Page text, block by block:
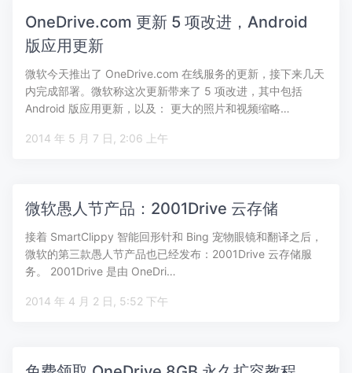
OneDrive.com 更新 5 项改进，Android
版应用更新
微软今天推出了 OneDrive.com 在线服务的更新，接下来几天
内完成部署。微软称这次更新带来了 5 项改进，其中包括
Android 版应用更新，以及： 更大的照片和视频缩略…
2014 年 5 月 7 日, 2:06 上午
微软愚人节产品：2001Drive 云存储
接着 SmartClippy 智能回形针和 Bing 宠物眼镜和翻译之后，
微软的第三款愚人节产品也已经发布：2001Drive 云存储服
务。 2001Drive 是由 OneDri…
2014 年 4 月 2 日, 5:52 下午